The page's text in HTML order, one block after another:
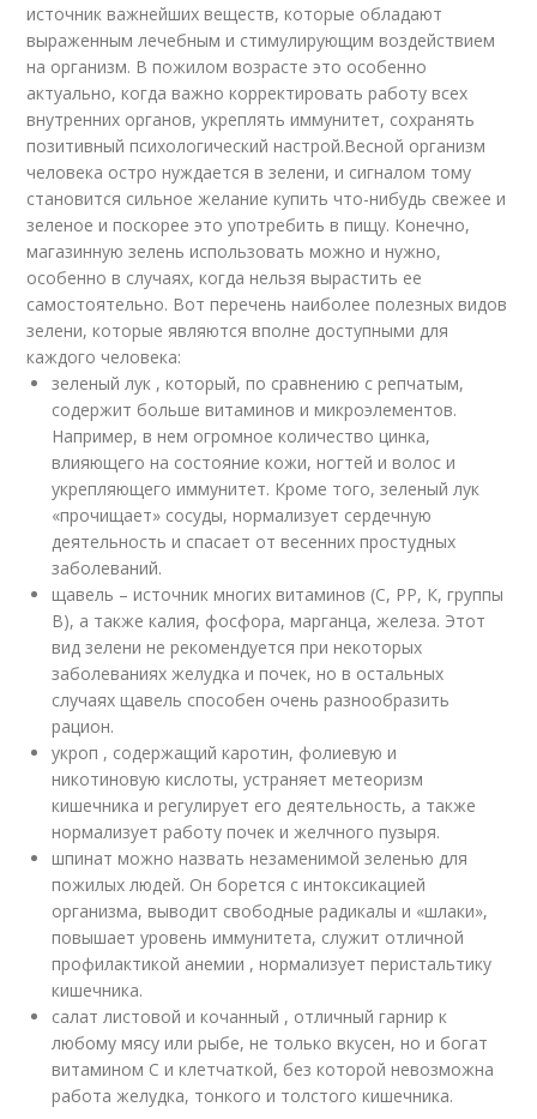
источник важнейших веществ, которые обладают
выраженным лечебным и стимулирующим воздействием
на организм. В пожилом возрасте это особенно
актуально, когда важно корректировать работу всех
внутренних органов, укреплять иммунитет, сохранять
позитивный психологический настрой.Весной организм
человека остро нуждается в зелени, и сигналом тому
становится сильное желание купить что-нибудь свежее и
зеленое и поскорее это употребить в пищу. Конечно,
магазинную зелень использовать можно и нужно,
особенно в случаях, когда нельзя вырастить ее
самостоятельно. Вот перечень наиболее полезных видов
зелени, которые являются вполне доступными для
каждого человека:
зеленый лук , который, по сравнению с репчатым,
содержит больше витаминов и микроэлементов.
Например, в нем огромное количество цинка,
влияющего на состояние кожи, ногтей и волос и
укрепляющего иммунитет. Кроме того, зеленый лук
«прочищает» сосуды, нормализует сердечную
деятельность и спасает от весенних простудных
заболеваний.
щавель – источник многих витаминов (С, РР, К, группы
В), а также калия, фосфора, марганца, железа. Этот
вид зелени не рекомендуется при некоторых
заболеваниях желудка и почек, но в остальных
случаях щавель способен очень разнообразить
рацион.
укроп , содержащий каротин, фолиевую и
никотиновую кислоты, устраняет метеоризм
кишечника и регулирует его деятельность, а также
нормализует работу почек и желчного пузыря.
шпинат можно назвать незаменимой зеленью для
пожилых людей. Он борется с интоксикацией
организма, выводит свободные радикалы и «шлаки»,
повышает уровень иммунитета, служит отличной
профилактикой анемии , нормализует перистальтику
кишечника.
салат листовой и кочанный , отличный гарнир к
любому мясу или рыбе, не только вкусен, но и богат
витамином С и клетчаткой, без которой невозможна
работа желудка, тонкого и толстого кишечника.